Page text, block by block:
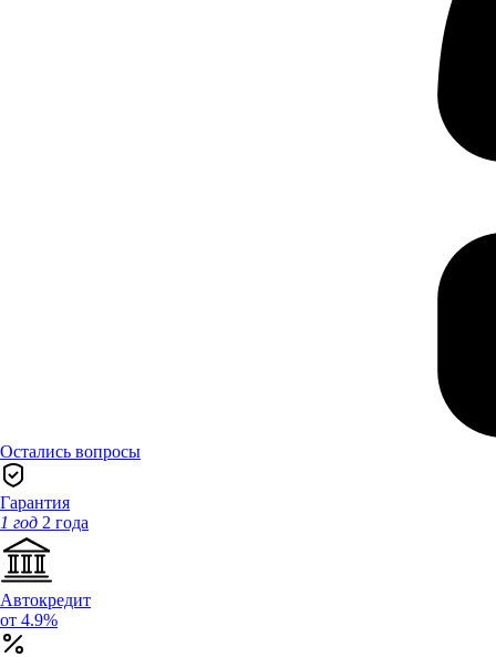
Остались вопросы
Гарантия
1 год 2 года
Автокредит
от 4.9%